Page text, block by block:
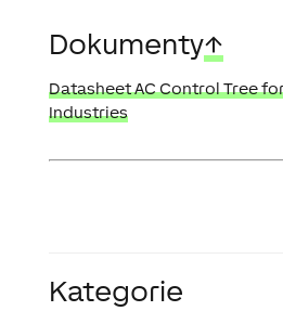
Dokumenty↑
Datasheet AC Control Tree
Industries
Kategorie